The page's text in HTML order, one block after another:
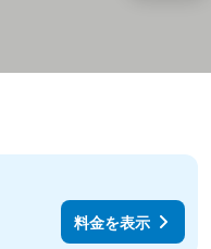
料金を表示